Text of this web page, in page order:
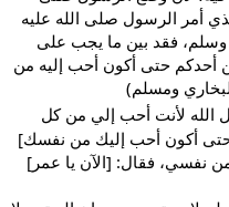
أمر الرسول صلى الله عليه
وسلم، فقد بين ما يجب على
أحدكم حتى أكون أحب إليه من
ومسلم)
الله لأنت أحب إلي من كل
أكون أحب إليك من نفسك]
نفسي، فقال: [الآن يا عمر]